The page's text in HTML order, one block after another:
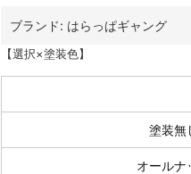
ブランド: はらっぱギャング
【選択×塗装色】
塗装無
オールナ